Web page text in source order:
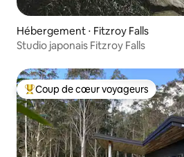
Hébergement ⋅ Fitzroy Falls
Studio japonais Fitzroy Falls
Coups de cœur voyageurs les plus
Coup de cœur voyageurs